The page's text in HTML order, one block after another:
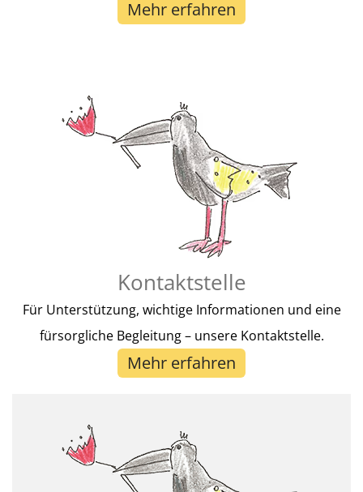
Mehr erfahren
Kontaktstelle
Für Unterstützung, wichtige Informationen und eine
fürsorgliche Begleitung – unsere Kontaktstelle.
Mehr erfahren